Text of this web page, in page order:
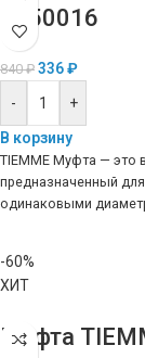
1650016
840₽ 336₽
-
+
В корзину
TIEMME Муфта — это
предназначенный
одинаковыми
-60%
ХИТ
Муфта